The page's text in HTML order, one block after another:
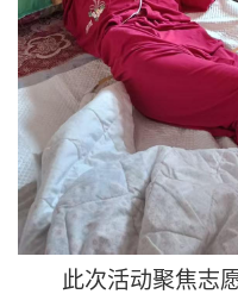
此次活动聚焦志